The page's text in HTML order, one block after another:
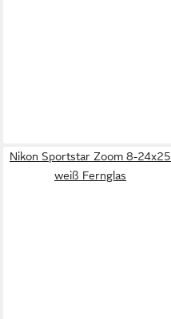
Nikon Sportstar Zoom 8-24x25
weiß Fernglas